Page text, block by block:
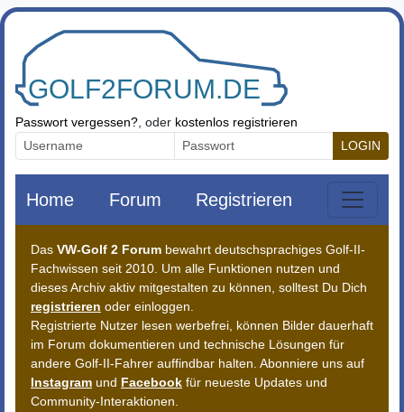
Zum Inhalt springen
Passwort vergessen? , oder kostenlos registrieren
LOGIN
Home Forum Registrieren
Das VW-Golf 2 Forum bewahrt deutschsprachiges Golf-II-
Fachwissen seit 2010. Um alle Funktionen nutzen und
dieses Archiv aktiv mitgestalten zu können, solltest Du Dich
registrieren oder einloggen.
Registrierte Nutzer lesen werbefrei, können Bilder dauerhaft
im Forum dokumentieren und technische Lösungen für
andere Golf-II-Fahrer auffindbar halten. Abonniere uns auf
Instagram und Facebook für neueste Updates und
Community-Interaktionen.